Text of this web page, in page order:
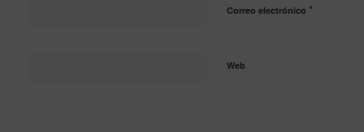
Correo electrónico *
Web